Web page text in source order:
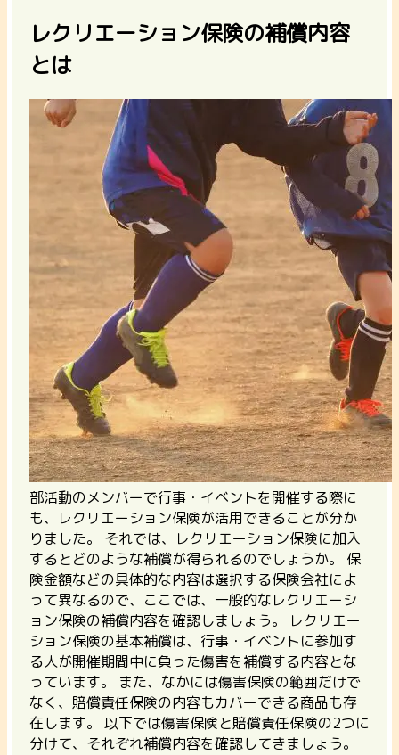
レクリエーション保険の補償内容
とは
部活動のメンバーで行事・イベントを開催する際に
も、レクリエーション保険が活用できることが分か
りました。 それでは、レクリエーション保険に加入
するとどのような補償が得られるのでしょうか。 保
険金額などの具体的な内容は選択する保険会社によ
って異なるので、ここでは、一般的なレクリエーシ
ョン保険の補償内容を確認しましょう。
レクリエー
ション保険の基本補償は、行事・イベントに参加す
る人が開催期間中に負った傷害を補償する内容とな
っています。
また、なかには傷害保険の範囲だけで
なく、賠償責任保険の内容もカバーできる商品も存
在します。 以下では傷害保険と賠償責任保険の2つに
分けて、それぞれ補償内容を確認してきましょう。